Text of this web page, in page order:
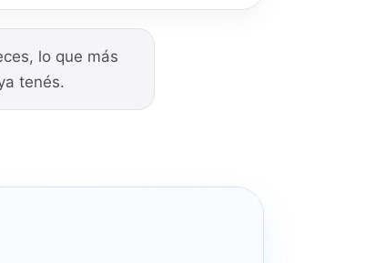
lo que más
tenés.